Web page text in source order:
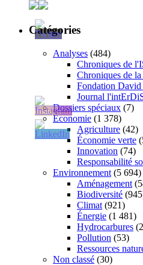
Catégories
Analyses (484)
Chroniques de
Chroniques de
Fondation David
Journal
Dossiers spéciaux (7)
Économie (1 378)
Agriculture (42)
Économie verte
Innovation (74)
Responsabilité
Environnement (5 694)
Aménagement
Biodiversité
Climat (921)
Énergie (1 481)
Hydrocarbures
Pollution (53)
Ressources
Non classé (30)